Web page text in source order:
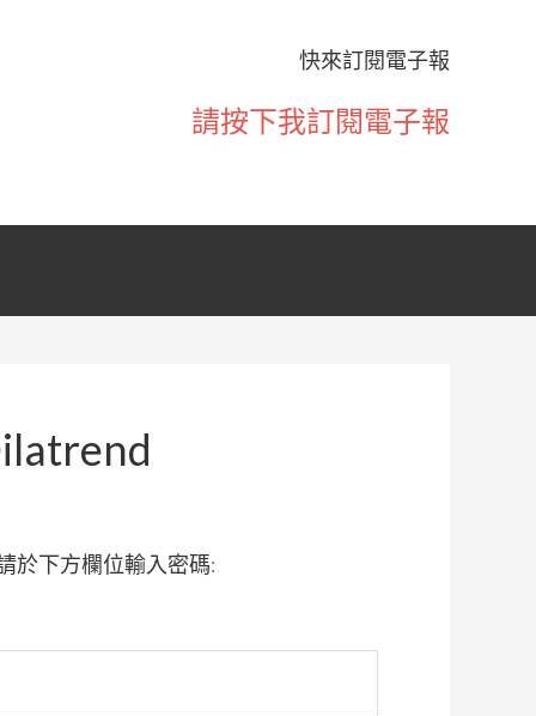
快來訂閱電子報
請按下我訂閱電子報
於下方欄位輸入密碼: